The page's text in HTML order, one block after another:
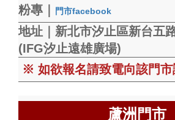
粉專｜
門市facebook
地址｜新北市汐止區新台五
(IFG汐止遠雄廣場)
※ 如欲報名請致電向該門市
蘆洲門市